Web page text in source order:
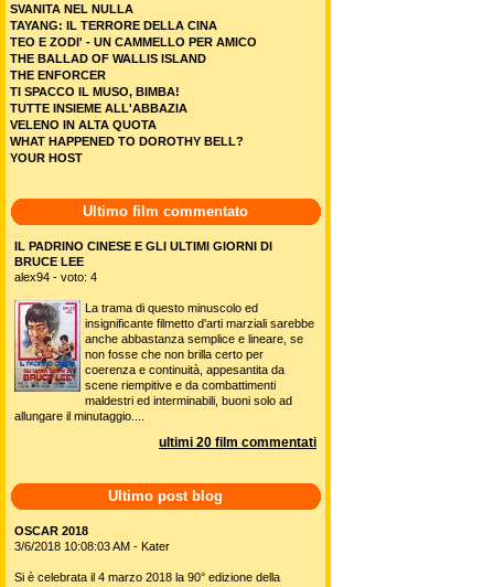
SVANITA NEL NULLA
TAYANG: IL TERRORE DELLA CINA
TEO E ZODI' - UN CAMMELLO PER AMICO
THE BALLAD OF WALLIS ISLAND
THE ENFORCER
TI SPACCO IL MUSO, BIMBA!
TUTTE INSIEME ALL'ABBAZIA
VELENO IN ALTA QUOTA
WHAT HAPPENED TO DOROTHY BELL?
YOUR HOST
Ultimo film commentato
IL PADRINO CINESE E GLI ULTIMI GIORNI DI
BRUCE LEE
alex94 - voto: 4
La trama di questo minuscolo ed
insignificante filmetto d'arti marziali sarebbe
anche abbastanza semplice e lineare, se
non fosse che non brilla certo per
coerenza e continuità, appesantita da
scene riempitive e da combattimenti
maldestri ed interminabili, buoni solo ad
allungare il minutaggio....
ultimi 20 film commentati
Ultimo post blog
OSCAR 2018
3/6/2018 10:08:03 AM - Kater
Si è celebrata il 4 marzo 2018 la 90° edizione della